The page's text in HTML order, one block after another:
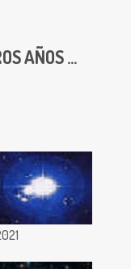
AÑOS ...